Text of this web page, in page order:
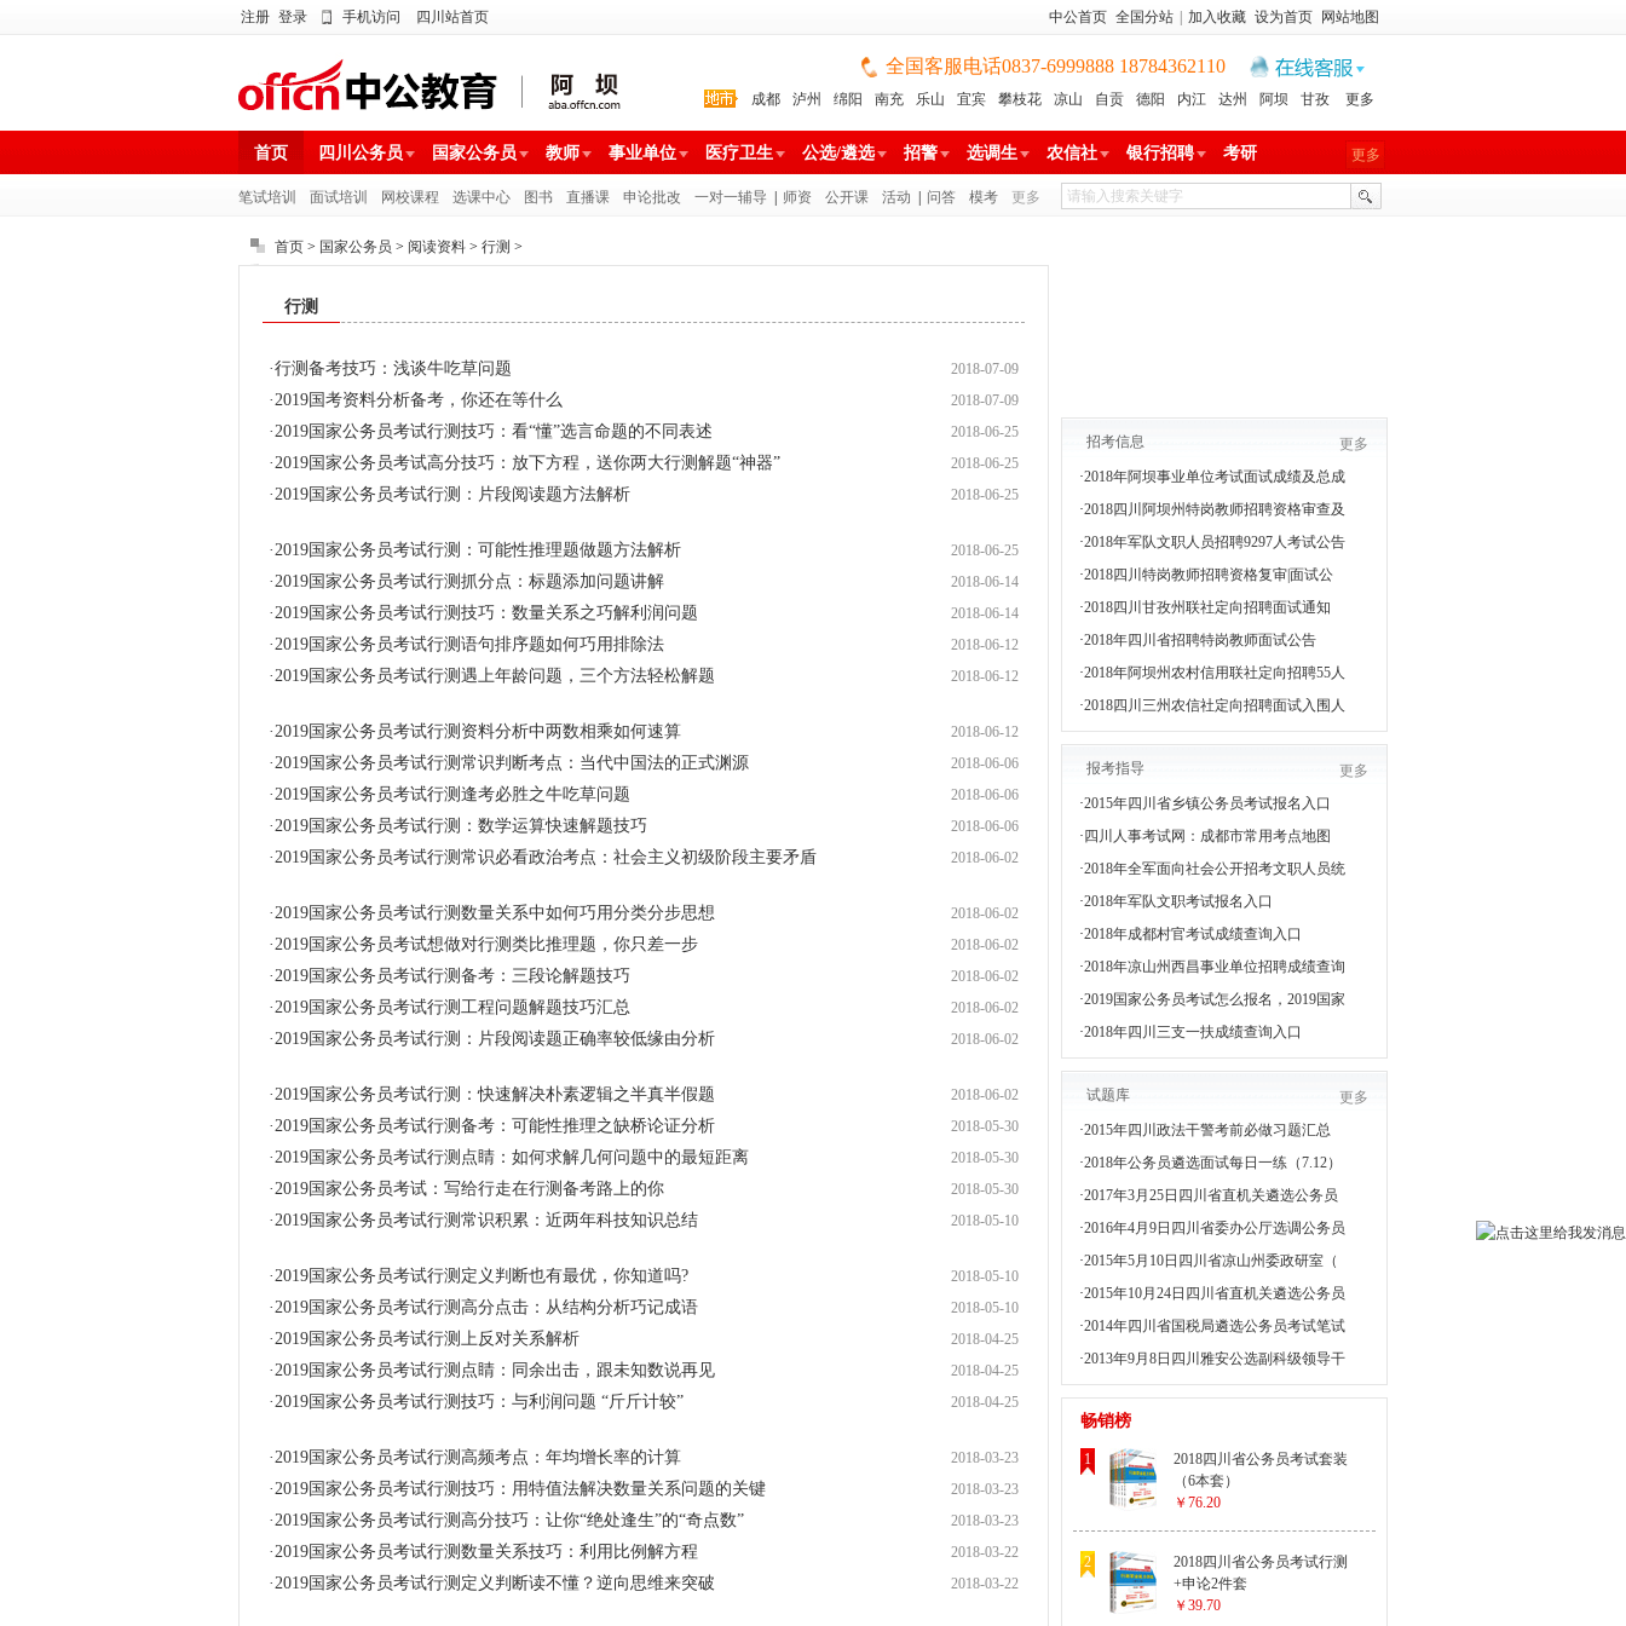
注册 登录 手机访问 四川站首页 中公首页 全国分站 加入收藏 设为首页 网站地图
全国客服电话0837-6999888 18784362110
成都 泸州 绵阳 南充 乐山 宜宾 攀枝花 凉山 自贡 德阳 内江 达州 阿坝 甘孜
更多
首页 四川公务员 国家公务员 教师 事业单位 医疗卫生 公选/遴选 招警 选调生 农信社 银行招聘 更多
考研
笔试培训 面试培训 网校课程 选课中心 图书 直播课 申论批改 一对一辅导 师资 公开课 活动 问答 模考 更多
首页 > 国家公务员 > 阅读资料 > 行测 >
行测
·行测备考技巧：浅谈牛吃草问题 2018-07-09
·2019国考资料分析备考，你还在等什么 2018-07-09
·2019国家公务员考试行测技巧：看“懂”选言命题的不同表述 2018-06-25
·2019国家公务员考试高分技巧：放下方程，送你两大行测解题“神器” 2018-06-25
·2019国家公务员考试行测：片段阅读题方法解析 2018-06-25
·2019国家公务员考试行测：可能性推理题做题方法解析 2018-06-25
·2019国家公务员考试行测抓分点：标题添加问题讲解 2018-06-14
·2019国家公务员考试行测技巧：数量关系之巧解利润问题 2018-06-14
·2019国家公务员考试行测语句排序题如何巧用排除法 2018-06-12
·2019国家公务员考试行测遇上年龄问题，三个方法轻松解题 2018-06-12
·2019国家公务员考试行测资料分析中两数相乘如何速算 2018-06-12
·2019国家公务员考试行测常识判断考点：当代中国法的正式渊源 2018-06-06
·2019国家公务员考试行测逢考必胜之牛吃草问题 2018-06-06
·2019国家公务员考试行测：数学运算快速解题技巧 2018-06-06
·2019国家公务员考试行测常识必看政治考点：社会主义初级阶段主要矛盾 2018-06-02
·2019国家公务员考试行测数量关系中如何巧用分类分步思想 2018-06-02
·2019国家公务员考试想做对行测类比推理题，你只差一步 2018-06-02
·2019国家公务员考试行测备考：三段论解题技巧 2018-06-02
·2019国家公务员考试行测工程问题解题技巧汇总 2018-06-02
·2019国家公务员考试行测：片段阅读题正确率较低缘由分析 2018-06-02
·2019国家公务员考试行测：快速解决朴素逻辑之半真半假题 2018-06-02
·2019国家公务员考试行测备考：可能性推理之缺桥论证分析 2018-05-30
·2019国家公务员考试行测点睛：如何求解几何问题中的最短距离 2018-05-30
·2019国家公务员考试：写给行走在行测备考路上的你 2018-05-30
·2019国家公务员考试行测常识积累：近两年科技知识总结 2018-05-10
·2019国家公务员考试行测定义判断也有最优，你知道吗? 2018-05-10
·2019国家公务员考试行测高分点击：从结构分析巧记成语 2018-05-10
·2019国家公务员考试行测上反对关系解析 2018-04-25
·2019国家公务员考试行测点睛：同余出击，跟未知数说再见 2018-04-25
·2019国家公务员考试行测技巧：与利润问题 “斤斤计较” 2018-04-25
·2019国家公务员考试行测高频考点：年均增长率的计算 2018-03-23
·2019国家公务员考试行测技巧：用特值法解决数量关系问题的关键 2018-03-23
·2019国家公务员考试行测高分技巧：让你“绝处逢生”的“奇点数” 2018-03-23
·2019国家公务员考试行测数量关系技巧：利用比例解方程 2018-03-22
·2019国家公务员考试行测定义判断读不懂？逆向思维来突破 2018-03-22
招考信息
更多
·2018年阿坝事业单位考试面试成绩及总成
·2018四川阿坝州特岗教师招聘资格审查及
·2018年军队文职人员招聘9297人考试公告
·2018四川特岗教师招聘资格复审|面试公
·2018四川甘孜州联社定向招聘面试通知
·2018年四川省招聘特岗教师面试公告
·2018年阿坝州农村信用联社定向招聘55人
·2018四川三州农信社定向招聘面试入围人
报考指导
更多
·2015年四川省乡镇公务员考试报名入口
· 四川人事考试网：成都市常用考点地图
·2018年全军面向社会公开招考文职人员统
·2018年军队文职考试报名入口
·2018年成都村官考试成绩查询入口
·2018年凉山州西昌事业单位招聘成绩查询
·2019国家公务员考试怎么报名，2019国家
·2018年四川三支一扶成绩查询入口
试题库
更多
·2015年四川政法干警考前必做习题汇总
·2018年公务员遴选面试每日一练（7.12）
·2017年3月25日四川省直机关遴选公务员
·2016年4月9日四川省委办公厅选调公务员
·2015年5月10日四川省凉山州委政研室（
·2015年10月24日四川省直机关遴选公务员
·2014年四川省国税局遴选公务员考试笔试
·2013年9月8日四川雅安公选副科级领导干
畅销榜
1
2018四川省公务员考试套装
（6本套）
￥76.20
2
2018四川省公务员考试行测
+申论2件套
￥39.70